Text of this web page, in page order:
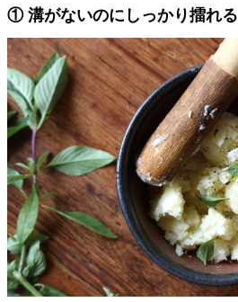
① 溝がないのにしっかり擂れる